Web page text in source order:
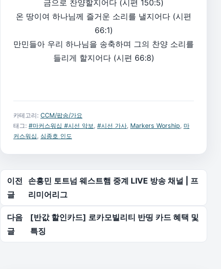
금으로 찬양할지어다 (시편 150:5)
온 땅이여 하나님께 즐거운 소리를 낼지어다 (시편
66:1)
만민들아 우리 하나님을 송축하며 그의 찬양 소리를
들리게 할지어다 (시편 66:8)
카테고리: CCM/팝송/가요
태그: #마커스워십 #시선 악보, #시선 가사, Markers Worship, 마
커스워십, 심종호 인도
글 탐색
이전
글
손흥민 토트넘 웨스트햄 중계 LIVE 방송 채널 | 프
리미어리그
다음
글
[반값 할인카드] 로카모빌리티 반띵 카드 혜택 및
특징